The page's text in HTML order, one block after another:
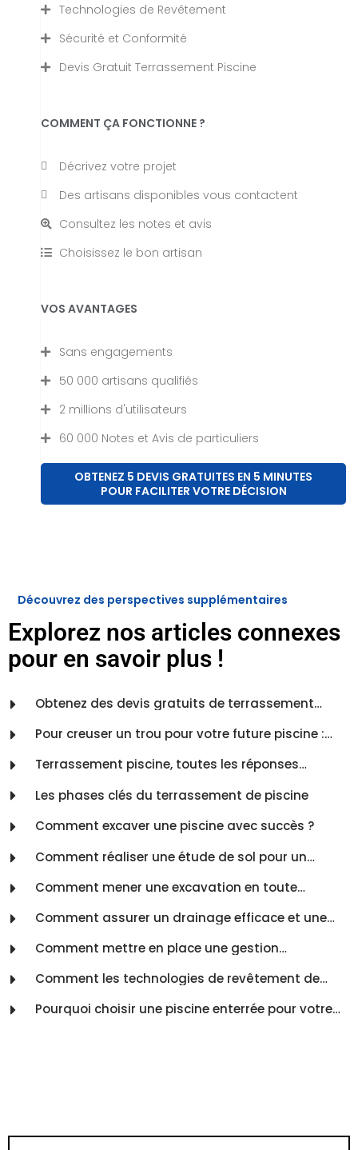
Technologies de Revêtement
Sécurité et Conformité
Devis Gratuit Terrassement Piscine
COMMENT ÇA FONCTIONNE ?
Décrivez votre projet
Des artisans disponibles vous contactent
Consultez les notes et avis
Choisissez le bon artisan
VOS AVANTAGES
Sans engagements
50 000 artisans qualifiés
2 millions d'utilisateurs
60 000 Notes et Avis de particuliers
OBTENEZ 5 DEVIS GRATUITES EN 5 MINUTES
POUR FACILITER VOTRE DÉCISION
Découvrez des perspectives supplémentaires
Explorez nos articles connexes
pour en savoir plus !
Obtenez des devis gratuits de terrassement
Pour creuser un trou pour votre future piscine :
Terrassement piscine, toutes les réponses…
Les phases clés du terrassement de piscine
Comment excaver une piscine avec succès ?
Comment réaliser une étude de sol pour un
Comment mener une excavation en toute
Comment assurer un drainage efficace et une
Comment mettre en place une gestion
Comment les technologies de revêtement de
baignade ?
Pourquoi choisir une piscine enterrée pour votre